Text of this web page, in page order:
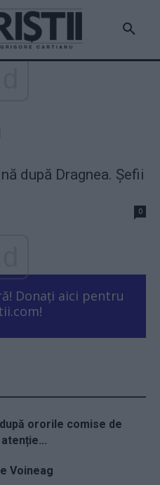
după Dragnea. Șefii
0
Donați aici pentru
ororile comise de
atenție...
Voineag